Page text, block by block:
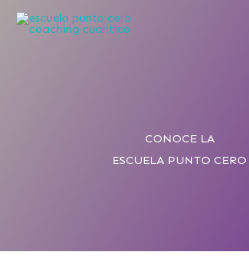
CONOCE LA
ESCUELA PUNTO CERO